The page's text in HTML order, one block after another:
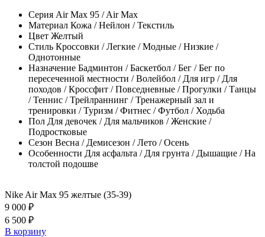
Серия Air Max 95 / Air Max
Материал Кожа / Нейлон / Текстиль
Цвет Желтый
Стиль Кроссовки / Легкие / Модные / Низкие /
Однотонные
Назначение Бадминтон / Баскетбол / Бег / Бег по
пересеченной местности / Волейбол / Для игр / Для
походов / Кроссфит / Повседневные / Прогулки / Танцы
/ Теннис / Трейлраннинг / Тренажерный зал и
тренировки / Туризм / Фитнес / Футбол / Ходьба
Пол Для девочек / Для мальчиков / Женские /
Подростковые
Сезон Весна / Демисезон / Лето / Осень
Особенности Для асфальта / Для грунта / Дышащие / На
толстой подошве
Nike Air Max 95 желтые (35-39)
9 000 ₽
6 500 ₽
В корзину